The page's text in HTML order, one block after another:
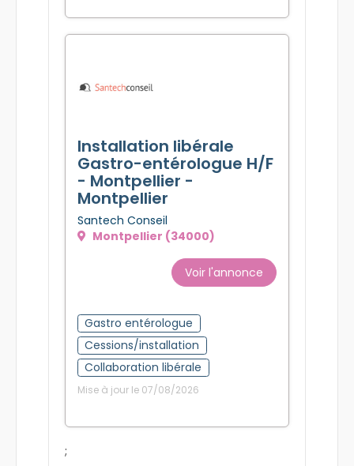
Installation libérale
Gastro-entérologue H/F
- Montpellier -
Montpellier
Santech Conseil
Montpellier (34000)
Voir l'annonce
Gastro entérologue
Cessions/installation
Collaboration libérale
Mise à jour le 07/08/2026
;